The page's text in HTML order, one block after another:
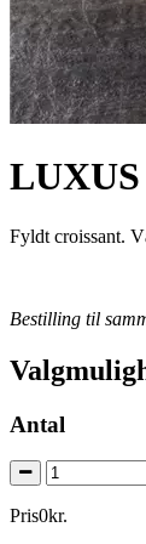
Fyldt croissant.
Bestilling til
Antal
Pris0kr.